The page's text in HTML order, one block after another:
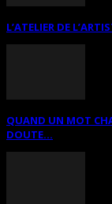
L’ATELIER DE
QUAND UN MOT
DOUTE...